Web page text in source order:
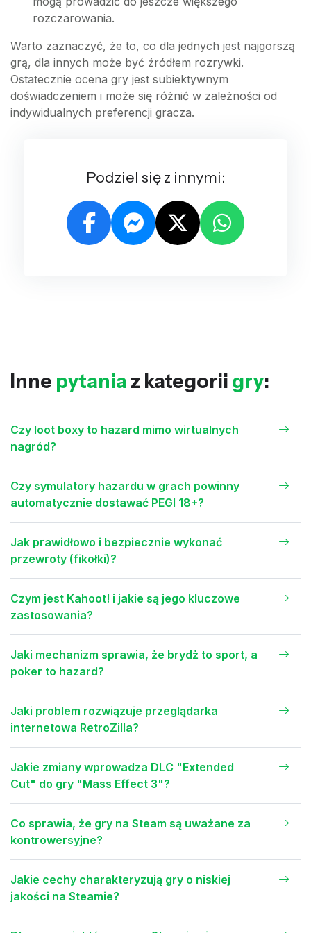
rozczarowania.
Warto zaznaczyć, że to, co dla jednych jest najgorszą
grą, dla innych może być źródłem rozrywki.
Ostatecznie ocena gry jest subiektywnym
doświadczeniem i może się różnić w zależności od
indywidualnych preferencji gracza.
Podziel się z innymi:
Inne pytania z kategorii gry:
Czy loot boxy to hazard mimo wirtualnych
nagród?
Czy symulatory hazardu w grach powinny
automatycznie dostawać PEGI 18+?
Jak prawidłowo i bezpiecznie wykonać
przewroty (fikołki)?
Czym jest Kahoot! i jakie są jego kluczowe
zastosowania?
Jaki mechanizm sprawia, że brydż to sport, a
poker to hazard?
Jaki problem rozwiązuje przeglądarka
internetowa RetroZilla?
Jakie zmiany wprowadza DLC "Extended
Cut" do gry "Mass Effect 3"?
Co sprawia, że gry na Steam są uważane za
kontrowersyjne?
Jakie cechy charakteryzują gry o niskiej
jakości na Steamie?